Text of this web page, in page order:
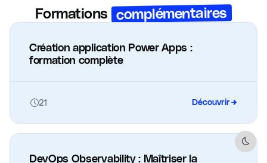
Formations complémentaires
Création application Power Apps :
formation complète
21 Découvrir
DevOps Observability : Maîtriser la
Dark